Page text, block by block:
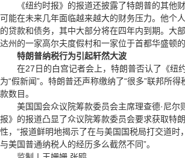
《纽约时报》的报道还披露了特朗普的其他
可能在未来几年面临越来越大的财务压力。他个
的贷款和债务，其中大部分将在四年内到期。大
达州的一家高尔夫度假村和一家位于首都华盛顿的
特朗普纳税行为引起轩然大波
在27日的白宫记者会上，特朗普否认了《纽
为“假新闻”。特朗普还声称缴纳了“很多”联邦所
款数目。
美国国会众议院筹款委员会主席理查德·尼尔
报》的报道凸显了众议院筹款委员会要求获取特
性，“报道鲜明地揭示了在与美国国税局打交道时
与美国普通纳税人的经历多么截然不同”。